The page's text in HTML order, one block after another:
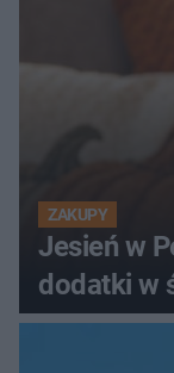
ZAKUPY
Jesień w
dodatki w